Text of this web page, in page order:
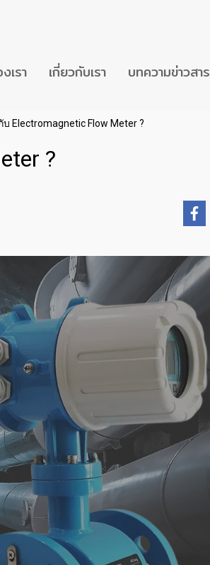
เรา เกี่ยวกับเรา บทความข่าวสาร
Electromagnetic Flow Meter ?
?